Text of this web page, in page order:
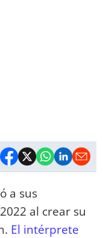
a sus
al crear su
El intérprete